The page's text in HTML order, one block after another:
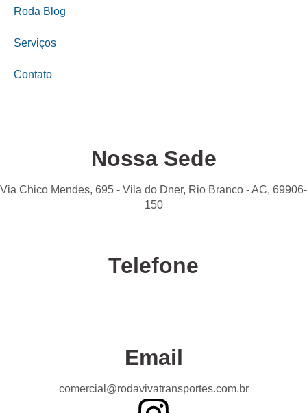
Roda Blog
Serviços
Contato
Nossa Sede
Via Chico Mendes, 695 - Vila do Dner, Rio Branco - AC, 69906-
150
Telefone
Email
comercial@rodavivatransportes.com.br